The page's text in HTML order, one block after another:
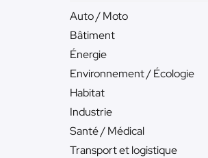
Auto / Moto
Bâtiment
Énergie
Environnement / Écologie
Habitat
Industrie
Santé / Médical
Transport et logistique